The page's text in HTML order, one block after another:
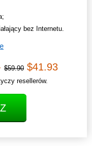
bez Internetu.
$59.90 $41.93
resellerów.